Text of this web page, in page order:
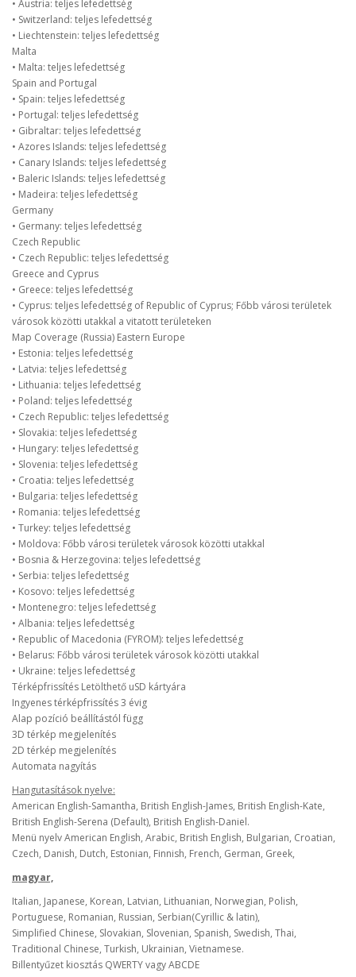
• Austria: teljes lefedettség
• Switzerland: teljes lefedettség
• Liechtenstein: teljes lefedettség
Malta
• Malta: teljes lefedettség
Spain and Portugal
• Spain: teljes lefedettség
• Portugal: teljes lefedettség
• Gibraltar: teljes lefedettség
• Azores Islands: teljes lefedettség
• Canary Islands: teljes lefedettség
• Baleric Islands: teljes lefedettség
• Madeira: teljes lefedettség
Germany
• Germany: teljes lefedettség
Czech Republic
• Czech Republic: teljes lefedettség
Greece and Cyprus
• Greece: teljes lefedettség
• Cyprus: teljes lefedettség of Republic of Cyprus; Főbb városi területek
városok közötti utakkal a vitatott területeken
Map Coverage (Russia) Eastern Europe
• Estonia: teljes lefedettség
• Latvia: teljes lefedettség
• Lithuania: teljes lefedettség
• Poland: teljes lefedettség
• Czech Republic: teljes lefedettség
• Slovakia: teljes lefedettség
• Hungary: teljes lefedettség
• Slovenia: teljes lefedettség
• Croatia: teljes lefedettség
• Bulgaria: teljes lefedettség
• Romania: teljes lefedettség
• Turkey: teljes lefedettség
• Moldova: Főbb városi területek városok közötti utakkal
• Bosnia & Herzegovina: teljes lefedettség
• Serbia: teljes lefedettség
• Kosovo: teljes lefedettség
• Montenegro: teljes lefedettség
• Albania: teljes lefedettség
• Republic of Macedonia (FYROM): teljes lefedettség
• Belarus: Főbb városi területek városok közötti utakkal
• Ukraine: teljes lefedettség
Térképfrissítés Letölthető uSD kártyára
Ingyenes térképfrissítés 3 évig
Alap pozíció beállítástól függ
3D térkép megjelenítés
2D térkép megjelenítés
Automata nagyítás
Hangutasítások nyelve:
American English-Samantha, British English-James, British English-Kate,
British English-Serena (Default), British English-Daniel.
Menü nyelv American English, Arabic, British English, Bulgarian, Croatian,
Czech, Danish, Dutch, Estonian, Finnish, French, German, Greek,
magyar,
Italian, Japanese, Korean, Latvian, Lithuanian, Norwegian, Polish,
Portuguese, Romanian, Russian, Serbian(Cyrillic & latin),
Simplified Chinese, Slovakian, Slovenian, Spanish, Swedish, Thai,
Traditional Chinese, Turkish, Ukrainian, Vietnamese.
Billentyűzet kiosztás QWERTY vagy ABCDE